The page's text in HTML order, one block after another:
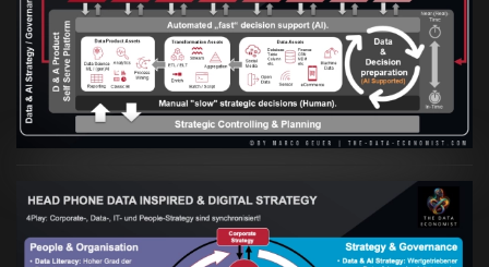
in Hand gehen
VIEW